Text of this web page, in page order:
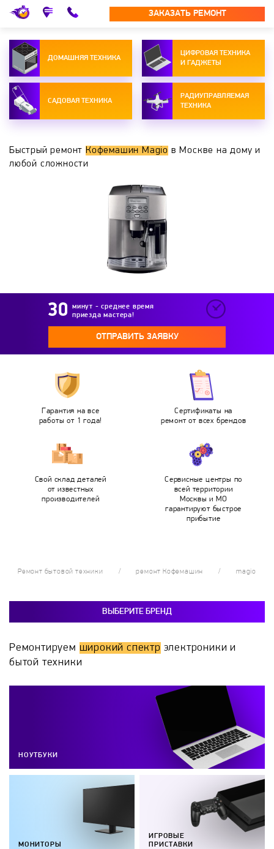
ЗАКАЗАТЬ РЕМОНТ
ДОМАШНЯЯ ТЕХНИКА
ЦИФРОВАЯ ТЕХНИКА
И ГАДЖЕТЫ
САДОВАЯ ТЕХНИКА
РАДИУПРАВЛЯЕМАЯ
ТЕХНИКА
Быстрый ремонт Кофемашин Magio в Москве на дому и
любой сложности
минут - среднее время
приезда мастера!
ОТПРАВИТЬ ЗАЯВКУ
Гарантия на все
работы от 1 года!
Сертификаты на
ремонт от всех брендов
Свой склад деталей
от известных
производителей
Сервисные центры по
всей территории
Москвы и МО
гарантируют быстрое
прибытие
Ремонт бытовой техники ремонт Кофемашин magio
ВЫБЕРИТЕ БРЕНД
Ремонтируем широкий спектр электроники и
бытой техники
НОУТБУКИ
МОНИТОРЫ
ИГРОВЫЕ
ПРИСТАВКИ